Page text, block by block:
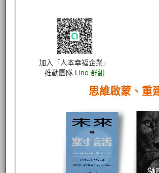
加入「人本幸福企業」
推動團隊 Line 群組
思維啟蒙、重